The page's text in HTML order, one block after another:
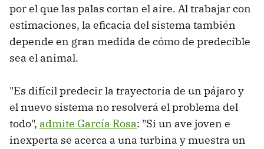
por el que las palas cortan el aire. Al trabajar con
estimaciones, la eficacia del sistema también
depende en gran medida de cómo de predecible
sea el animal.
"Es difícil predecir la trayectoria de un pájaro y
el nuevo sistema no resolverá el problema del
todo", admite García Rosa: "Si un ave joven e
inexperta se acerca a una turbina y muestra un